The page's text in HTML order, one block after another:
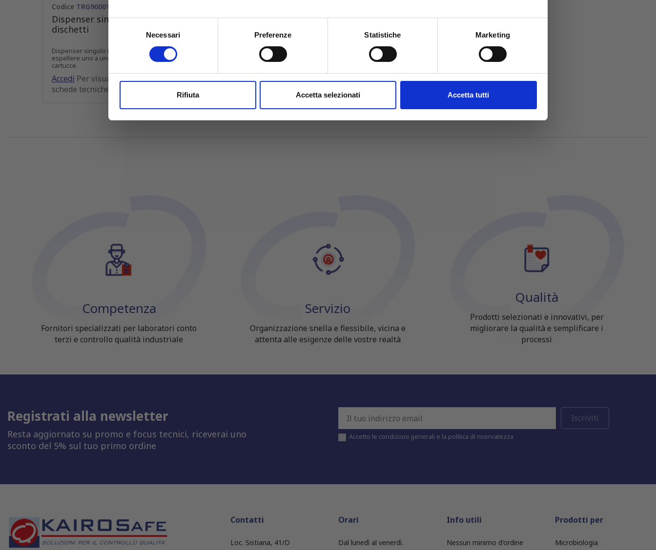
Con il tuo consenso, vorremmo anche:
raccogliere informazioni sulla tua posizione geografica, con un'approssimazione di qualche metro,
Approfondisci come vengono elaborati i tuoi dati personali e imposta le tue preferenze nella
sezione dettagli . Puoi
Utilizziamo i cookie per personalizzare contenuti ed annunci, per fornire funzionalità dei social media e per analizzare il
Selezione
consenso
Necessari Preferenze Statistiche Marketing
Rifiuta Accetta selezionati Accetta tutti
Codice TRG90001
Dispenser singolo per
dischetti
Dispenser singolo in plastica per
espellere uno a uno i dischetti dalle
cartucce.
Accedi Per visualizzare prezzi e
schede tecniche
Competenza
Fornitori specializzati per laboratori conto
terzi e controllo qualità industriale
Servizio
Organizzazione snella e flessibile, vicina e
attenta alle esigenze delle vostre realtà
Qualità
Prodotti selezionati e innovativi, per
migliorare la qualità e semplificare i
processi
Registrati alla newsletter
Resta aggiornato su promo e focus tecnici, riceverai uno
sconto del 5% sul tuo primo ordine
Accetto le condizioni generali e la politica di riservatezza
Contatti
Loc. Sistiana, 41/D
Orari
Dal lunedì al venerdì.
Info utili
Nessun minimo d'ordine
Prodotti per
Microbiologia